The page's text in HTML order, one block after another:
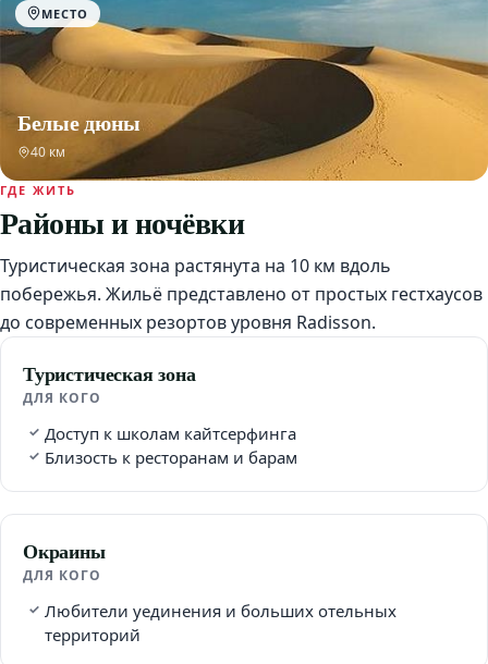
МЕСТО
Белые дюны
40 км
ГДЕ ЖИТЬ
Районы и ночёвки
Туристическая зона растянута на 10 км вдоль
побережья. Жильё представлено от простых гестхаусов
до современных резортов уровня Radisson.
Туристическая зона
ДЛЯ КОГО
Доступ к школам кайтсерфинга
Близость к ресторанам и барам
Окраины
ДЛЯ КОГО
Любители уединения и больших отельных
территорий